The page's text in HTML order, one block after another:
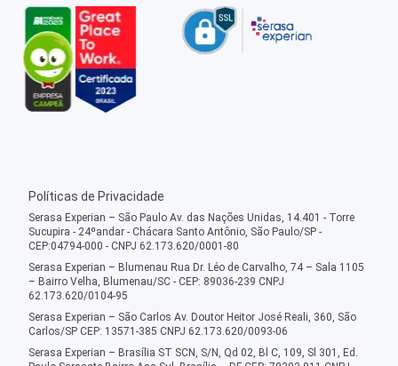
Políticas de Privacidade
Serasa Experian – São Paulo Av. das Nações Unidas, 14.401 - Torre
Sucupira - 24ºandar - Chácara Santo Antônio, São Paulo/SP -
CEP:04794-000 - CNPJ 62.173.620/0001-80
Serasa Experian – Blumenau Rua Dr. Léo de Carvalho, 74 – Sala 1105
– Bairro Velha, Blumenau/SC - CEP: 89036-239 CNPJ
62.173.620/0104-95
Serasa Experian – São Carlos Av. Doutor Heitor José Reali, 360, São
Carlos/SP CEP: 13571-385 CNPJ 62.173.620/0093-06
Serasa Experian – Brasília ST SCN, S/N, Qd 02, Bl C, 109, Sl 301, Ed.